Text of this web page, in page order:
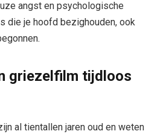
angst en psychologische
die je hoofd bezighouden, ook
griezelfilm tijdloos
al tientallen jaren oud en weten